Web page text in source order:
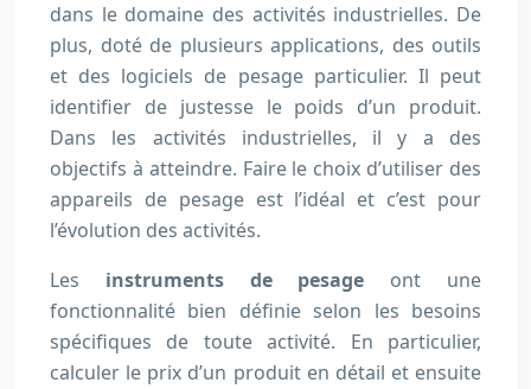
dans le domaine des activités industrielles. De
plus, doté de plusieurs applications, des outils
et des logiciels de pesage particulier. Il peut
identifier de justesse le poids d’un produit.
Dans les activités industrielles, il y a des
objectifs à atteindre. Faire le choix d’utiliser des
appareils de pesage est l’idéal et c’est pour
l’évolution des activités.
Les instruments de pesage ont une
fonctionnalité bien définie selon les besoins
spécifiques de toute activité. En particulier,
calculer le prix d’un produit en détail et ensuite